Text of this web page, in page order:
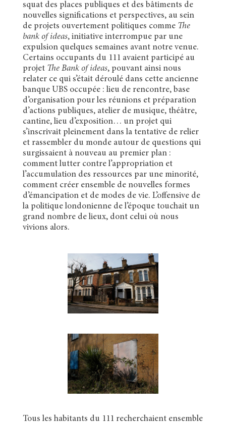
squat des places publiques et des bâtiments de
nouvelles significations et perspectives, au sein
de projets ouvertement politiques comme The
bank of ideas, initiative interrompue par une
expulsion quelques semaines avant notre venue.
Certains occupants du 111 avaient participé au
projet The Bank of ideas, pouvant ainsi nous
relater ce qui s’était déroulé dans cette ancienne
banque UBS occupée : lieu de rencontre, base
d’organisation pour les réunions et préparation
d’actions publiques, atelier de musique, théâtre,
cantine, lieu d’exposition… un projet qui
s’inscrivait pleinement dans la tentative de relier
et rassembler du monde autour de questions qui
surgissaient à nouveau au premier plan :
comment lutter contre l’appropriation et
l’accumulation des ressources par une minorité,
comment créer ensemble de nouvelles formes
d’émancipation et de modes de vie. L’offensive de
la politique londonienne de l’époque touchait un
grand nombre de lieux, dont celui où nous
vivions alors.
Tous les habitants du 111 recherchaient ensemble